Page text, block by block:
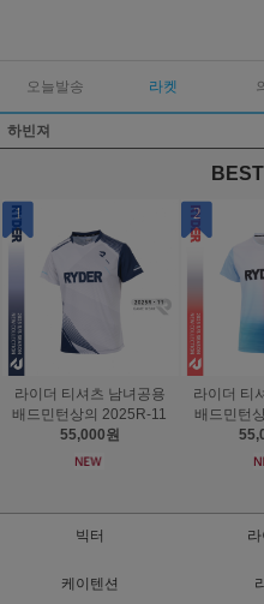
오늘발송 라켓
하빈져
1
라이더 티셔츠 남녀공용
배드민턴상의 2025R-11
55,000원
2
라이더 티
배드민턴
빅터 라
케이텐션